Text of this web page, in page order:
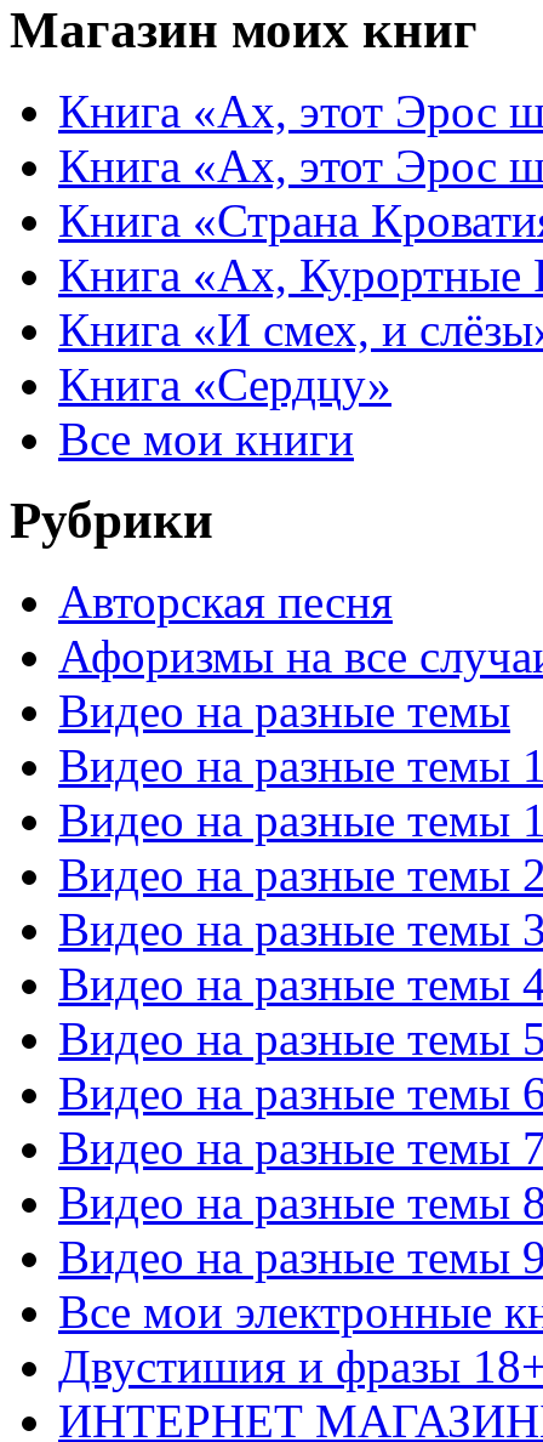
Магазин моих книг
Книга «Ах, этот Эрос
Книга «Ах, этот Эрос
Книга «Страна
Книга «Ах,
Книга «И смех, и
Книга «Сердцу»
Все мои книги
Рубрики
Авторская песня
Афоризмы на все
Видео на разные темы
Видео на разные темы
Видео на разные темы
Видео на разные темы
Видео на разные темы
Видео на разные темы
Видео на разные темы
Видео на разные темы
Видео на разные темы
Видео на разные темы
Видео на разные темы
Все мои электронные
Двустишия и фразы
ИНТЕРНЕТ